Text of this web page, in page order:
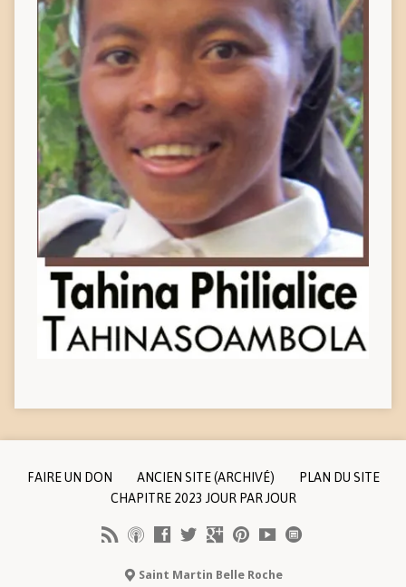
FAIRE UN DON ANCIEN SITE (ARCHIVÉ)
PLAN DU SITE
CHAPITRE 2023 JOUR PAR JOUR
Saint Martin Belle Roche